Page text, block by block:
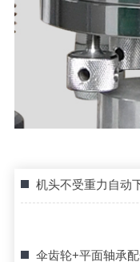
机头不受重力自动
伞齿轮+平面轴承